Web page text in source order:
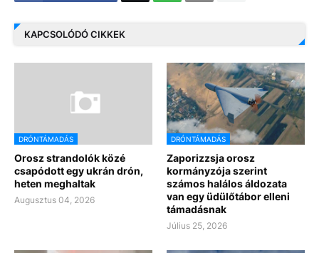
KAPCSOLÓDÓ CIKKEK
DRÓNTÁMADÁS
Orosz strandolók közé
csapódott egy ukrán drón,
heten meghaltak
Augusztus 04, 2026
DRÓNTÁMADÁS
Zaporizzsja orosz
kormányzója szerint
számos halálos áldozata
van egy üdülőtábor elleni
támadásnak
Július 25, 2026